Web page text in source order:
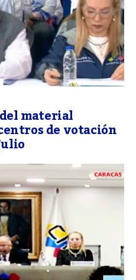
del material
de votación